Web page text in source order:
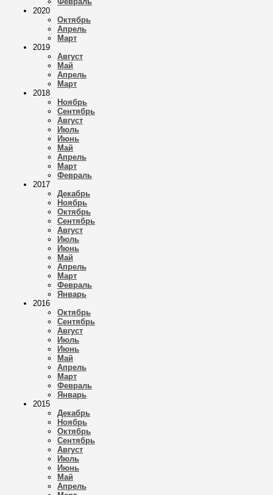
2020
Октябрь
Апрель
Март
2019
Август
Май
Апрель
Март
2018
Ноябрь
Сентябрь
Август
Июль
Июнь
Май
Апрель
Март
Февраль
2017
Декабрь
Ноябрь
Октябрь
Сентябрь
Август
Июль
Июнь
Май
Апрель
Март
Февраль
Январь
2016
Октябрь
Сентябрь
Август
Июль
Июнь
Май
Апрель
Март
Февраль
Январь
2015
Декабрь
Ноябрь
Октябрь
Сентябрь
Август
Июль
Июнь
Май
Апрель